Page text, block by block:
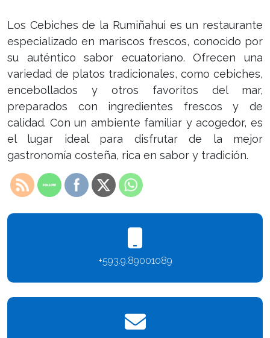
Los Cebiches de la Rumiñahui es un restaurante
especializado en mariscos frescos, conocido por
su auténtico sabor ecuatoriano. Ofrecen una
variedad de platos tradicionales, como cebiches,
encebollados y otros favoritos del mar,
preparados con ingredientes frescos y de
calidad. Con un ambiente familiar y acogedor, es
el lugar ideal para disfrutar de la mejor
gastronomía costeña, rica en sabor y tradición.
+593.9.89001089